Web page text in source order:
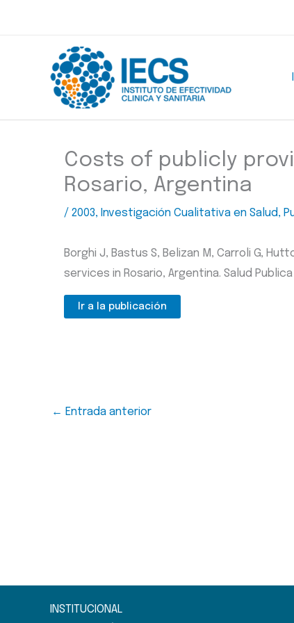
Costs of publicly
Rosario, Argentina
/ 2003, Investigación Cualitativa en Salud,
Borghi J, Bastus S, Belizan M, Carroli G,
services in Rosario, Argentina. Salud Publica
Ir a la publicación
← Entrada anterior
INSTITUCIONAL